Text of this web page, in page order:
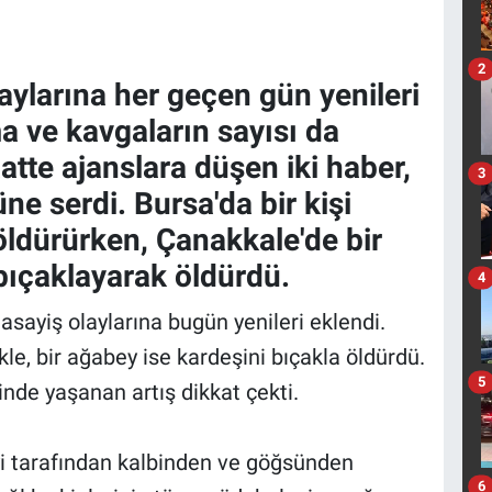
her geçen gün yenileri
kavgaların sayısı da
ajanslara düşen iki haber,
serdi. Bursa'da bir kişi
Çanakkale'de bir
öldürdü.
olaylarına bugün yenileri eklendi.
bir ağabey ise kardeşini bıçakla öldürdü.
yaşanan artış dikkat çekti.
kalbinden ve göğsünden
2
3
4
5
6